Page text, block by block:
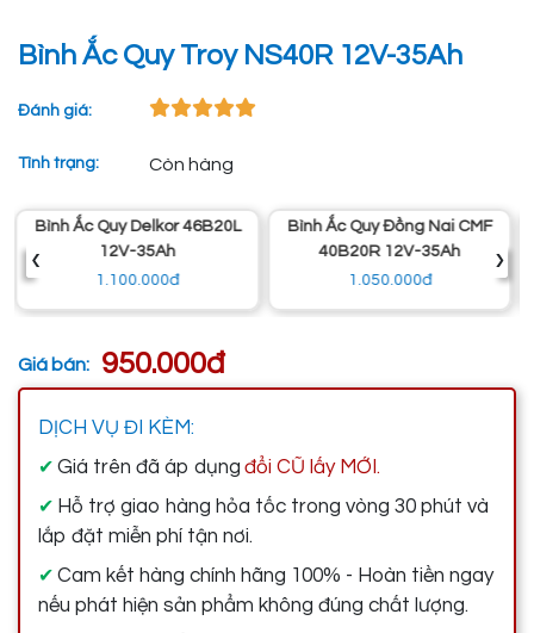
Bình Ắc Quy Troy NS40R 12V-35Ah
Đánh giá:
Tình trạng: Còn hàng
Bình Ắc Quy Đồng Nai CMF
40B20R 12V-35Ah
1.050.000đ
Bình Ắc Quy Enimac CMF
36B20L 12V-35Ah
1.050.000đ
‹ ›
Giá bán: 950.000đ
DỊCH VỤ ĐI KÈM:
✔ Giá trên đã áp dụng đổi CŨ lấy MỚI.
✔ Hỗ trợ giao hàng hỏa tốc trong vòng 30 phút và
lắp đặt miễn phí tận nơi.
✔ Cam kết hàng chính hãng 100% - Hoàn tiền ngay
nếu phát hiện sản phẩm không đúng chất lượng.